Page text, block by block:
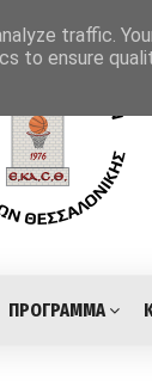
ΠΡΟΓΡΑΜΜΑ
traffic.
to ensure